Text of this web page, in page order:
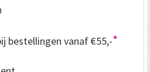
bestellingen vanaf €55,-*